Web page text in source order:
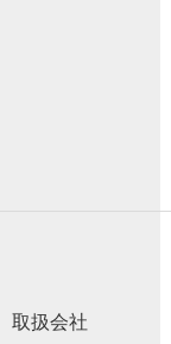
取扱会社